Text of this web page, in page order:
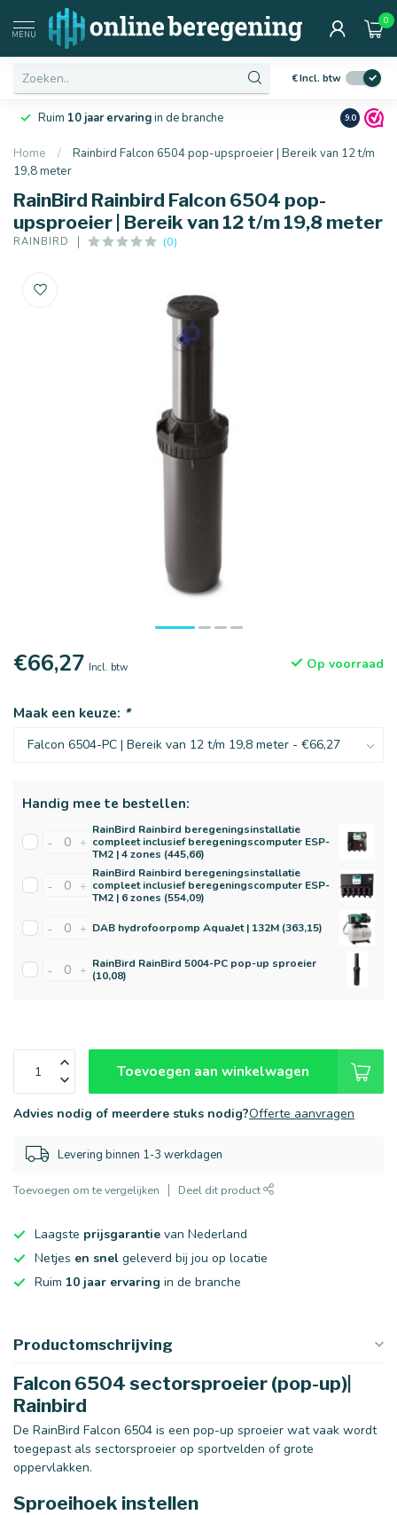
MENU
0
€Incl. btw
Laagste prijsgarantievan Nederland Netjesen
9.0
Home /
Rainbird Falcon 6504 pop-upsproeier | Bereik van 12 t/m
19,8 meter
RainBird Rainbird Falcon 6504 pop-
upsproeier | Bereik van 12 t/m 19,8 meter
RAINBIRD (0)
€66,27 Incl. btw Op voorraad
Maak een keuze: *
Handig mee te bestellen:
- +
RainBird Rainbird beregeningsinstallatie
compleet inclusief beregeningscomputer ESP-
TM2 | 4 zones (445,66)
- +
RainBird Rainbird beregeningsinstallatie
compleet inclusief beregeningscomputer ESP-
TM2 | 6 zones (554,09)
- + DAB hydrofoorpomp AquaJet | 132M (363,15)
- + RainBird RainBird 5004-PC pop-up sproeier
(10,08)
Toevoegen aan winkelwagen
Advies nodig of meerdere stuks nodig?Offerte aanvragen
Levering binnen 1-3 werkdagen
Toevoegen om te vergelijken Deel dit product
Laagste prijsgarantie van Nederland
Netjes en snel geleverd bij jou op locatie
Ruim 10 jaar ervaring in de branche
Productomschrijving
Falcon 6504 sectorsproeier (pop-up)|
Rainbird
De RainBird Falcon 6504 is een pop-up sproeier wat vaak wordt
toegepast als sectorsproeier op sportvelden of grote
oppervlakken.
Sproeihoek instellen